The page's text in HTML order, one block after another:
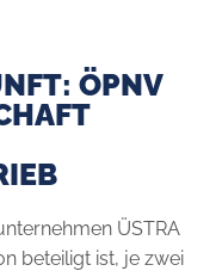
ÖPNV
ÜSTRA
beteiligt ist, je zwei